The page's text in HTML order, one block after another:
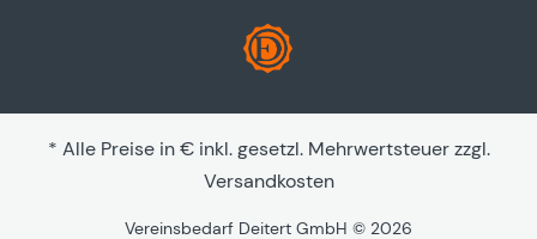
* Alle Preise in € inkl. gesetzl. Mehrwertsteuer zzgl.
Versandkosten
Vereinsbedarf Deitert GmbH © 2026